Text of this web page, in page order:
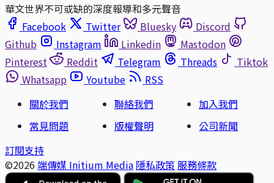
華文世界不可或缺的深度報導和多元聲音
Facebook
Twitter Bluesky
Discord
Github
Instagram Linkedin
Mastodon
Pinterest
Reddit Telegram Threads
Tiktok
Whatsapp
Youtube
RSS
關於我們
聯絡我們
加入我們
常見問題
版權聲明
公司新聞
訂閱支持
©2026 端傳媒 Initium Media 隱私政策 服務條款